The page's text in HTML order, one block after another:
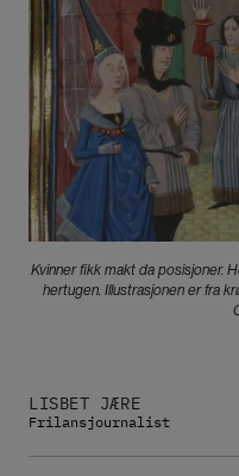
Kvinner fikk makt da posisjoner.
hertugen. Illustrasjonen er fra
LISBET JÆRE
Frilansjournalist